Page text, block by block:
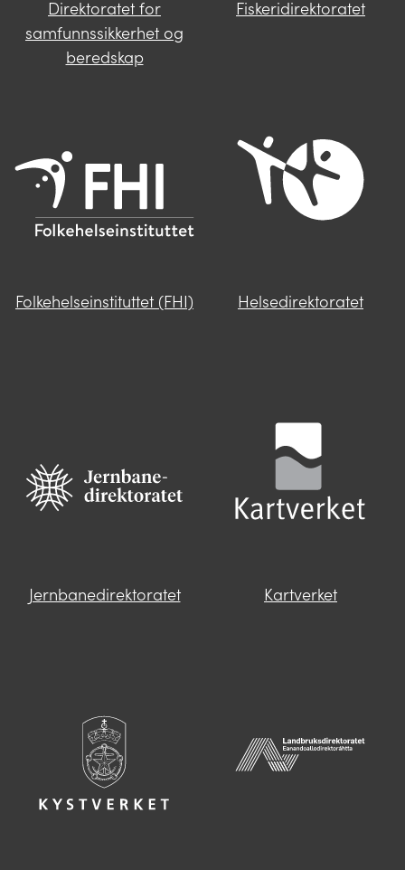
Direktoratet for
samfunnssikkerhet og
beredskap
Fiskeridirektoratet
Folkehelseinstituttet (FHI) Helsedirektoratet
Jernbanedirektoratet Kartverket